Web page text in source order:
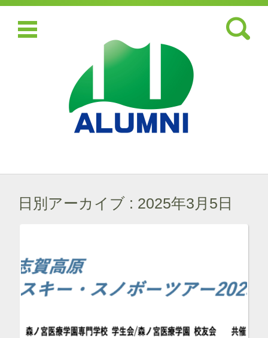
検索:
コンテンツに移動
日別アーカイブ : 2025年3月5日